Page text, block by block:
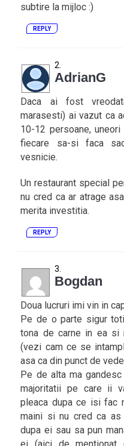
subtire la mijloc :)
REPLY
AdrianG
Daca ai fost
marasesti) ai vazut ca
10-12 persoane,
fiecare sa-si faca
vesnicie.
Un restaurant special
nu cred ca ar atrage
merita investitia.
REPLY
Bogdan
Doua lucruri imi vin in
Pe de o parte sigur
tona de carne in ea si
(vezi cam ce se
asa ca din punct de
Pe de alta ma
majoritatii pe care ii
pleaca dupa ce isi fac
maini si nu cred ca as
dupa ei sau sa pun